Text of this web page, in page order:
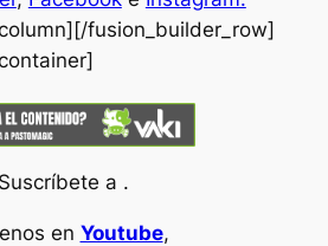
fusion_builder_row]
Suscríbete a .
en Youtube,